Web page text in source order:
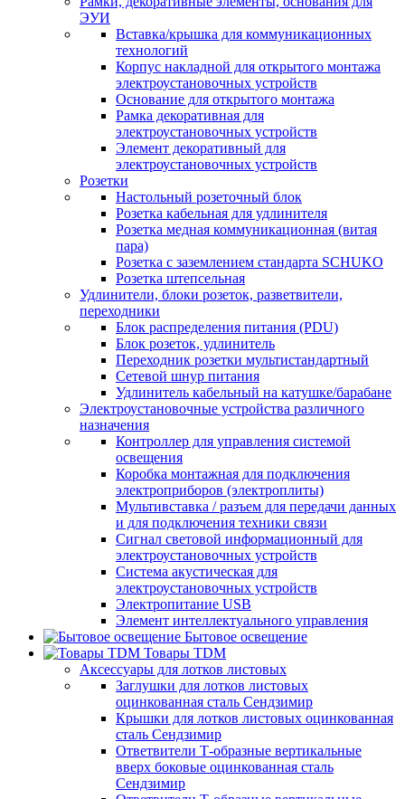
ЭУИ
Вставка/крышка для коммуникационных
технологий
Корпус накладной для открытого монтажа
электроустановочных устройств
Основание для открытого монтажа
Рамка декоративная для
электроустановочных устройств
Элемент декоративный для
электроустановочных устройств
Розетки
Настольный розеточный блок
Розетка кабельная для удлинителя
Розетка медная коммуникационная (витая
пара)
Розетка с заземлением стандарта SCHUKO
Розетка штепсельная
Удлинители, блоки розеток, разветвители,
переходники
Блок распределения питания (PDU)
Блок розеток, удлинитель
Переходник розетки мультистандартный
Сетевой шнур питания
Удлинитель кабельный на катушке/барабане
Электроустановочные устройства различного
назначения
Контроллер для управления системой
освещения
Коробка монтажная для подключения
электроприборов (электроплиты)
Мультивставка / разъем для передачи данных
и для подключения техники связи
Сигнал световой информационный для
электроустановочных устройств
Система акустическая для
электроустановочных устройств
Электропитание USB
Элемент интеллектуального управления
Бытовое освещение
Товары TDM
Аксессуары для лотков листовых
Заглушки для лотков листовых
оцинкованная сталь Сендзимир
Крышки для лотков листовых оцинкованная
сталь Сендзимир
Ответвители Т-образные вертикальные
вверх боковые оцинкованная сталь
Сендзимир